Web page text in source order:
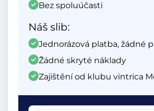
Bez spoluúčasti
Náš slib:
Jednorázová platba, žádné
Žádné skryté náklady
Zajištění od klubu vintrica